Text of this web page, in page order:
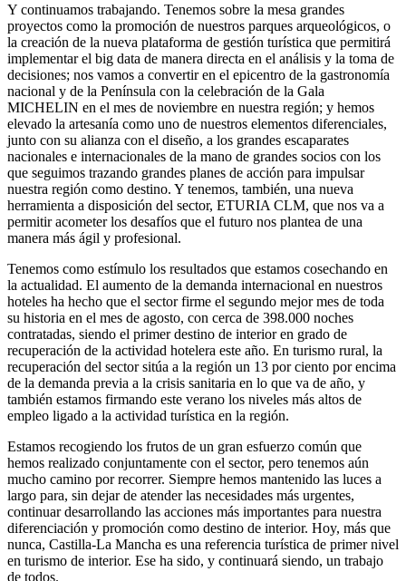
Y continuamos trabajando. Tenemos sobre la mesa grandes
proyectos como la promoción de nuestros parques arqueológicos, o
la creación de la nueva plataforma de gestión turística que permitirá
implementar el big data de manera directa en el análisis y la toma de
decisiones; nos vamos a convertir en el epicentro de la gastronomía
nacional y de la Península con la celebración de la Gala
MICHELIN en el mes de noviembre en nuestra región; y hemos
elevado la artesanía como uno de nuestros elementos diferenciales,
junto con su alianza con el diseño, a los grandes escaparates
nacionales e internacionales de la mano de grandes socios con los
que seguimos trazando grandes planes de acción para impulsar
nuestra región como destino. Y tenemos, también, una nueva
herramienta a disposición del sector, ETURIA CLM, que nos va a
permitir acometer los desafíos que el futuro nos plantea de una
manera más ágil y profesional.
Tenemos como estímulo los resultados que estamos cosechando en
la actualidad. El aumento de la demanda internacional en nuestros
hoteles ha hecho que el sector firme el segundo mejor mes de toda
su historia en el mes de agosto, con cerca de 398.000 noches
contratadas, siendo el primer destino de interior en grado de
recuperación de la actividad hotelera este año. En turismo rural, la
recuperación del sector sitúa a la región un 13 por ciento por encima
de la demanda previa a la crisis sanitaria en lo que va de año, y
también estamos firmando este verano los niveles más altos de
empleo ligado a la actividad turística en la región.
Estamos recogiendo los frutos de un gran esfuerzo común que
hemos realizado conjuntamente con el sector, pero tenemos aún
mucho camino por recorrer. Siempre hemos mantenido las luces a
largo para, sin dejar de atender las necesidades más urgentes,
continuar desarrollando las acciones más importantes para nuestra
diferenciación y promoción como destino de interior. Hoy, más que
nunca, Castilla-La Mancha es una referencia turística de primer nivel
en turismo de interior. Ese ha sido, y continuará siendo, un trabajo
de todos.